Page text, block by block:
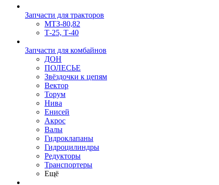
Запчасти для тракторов
МТЗ-80,82
Т-25, Т-40
Запчасти для комбайнов
ДОН
ПОЛЕСЬЕ
Звёздочки к цепям
Вектор
Торум
Нива
Енисей
Акрос
Валы
Гидроклапаны
Гидроцилиндры
Редукторы
Транспортеры
Ещё